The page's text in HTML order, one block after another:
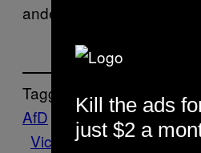
andere Themen die
Tagged:
AfD
bild CDU Insane
Vice Blog
Kill the ads
just $2 a